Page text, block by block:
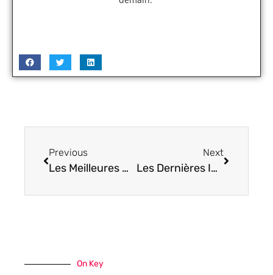
Previous
Les Meilleures Marques de Smartphones pour les Passionnés de High-Tech
Next
Les Dernières Innovations des Téléphones Portables en 2023
On Key